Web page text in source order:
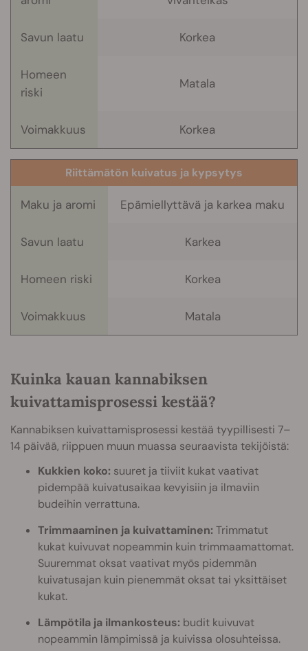
Savun laatu Korkea
Homeen
riski
Matala
Voimakkuus Korkea
Riittämätön kuivatus ja kypsytys
Maku ja aromi Epämiellyttävä ja karkea maku
Savun laatu Karkea
Homeen riski Korkea
Voimakkuus Matala
Kuinka kauan kannabiksen
kuivattamisprosessi kestää?
Kannabiksen kuivattamisprosessi kestää tyypillisesti 7–
14 päivää, riippuen muun muassa seuraavista tekijöistä:
Kukkien koko: suuret ja tiiviit kukat vaativat
pidempää kuivatusaikaa kevyisiin ja ilmaviin
budeihin verrattuna.
Trimmaaminen ja kuivattaminen: Trimmatut
kukat kuivuvat nopeammin kuin trimmaamattomat.
Suuremmat oksat vaativat myös pidemmän
kuivatusajan kuin pienemmät oksat tai yksittäiset
kukat.
Lämpötila ja ilmankosteus: budit kuivuvat
nopeammin lämpimissä ja kuivissa olosuhteissa.